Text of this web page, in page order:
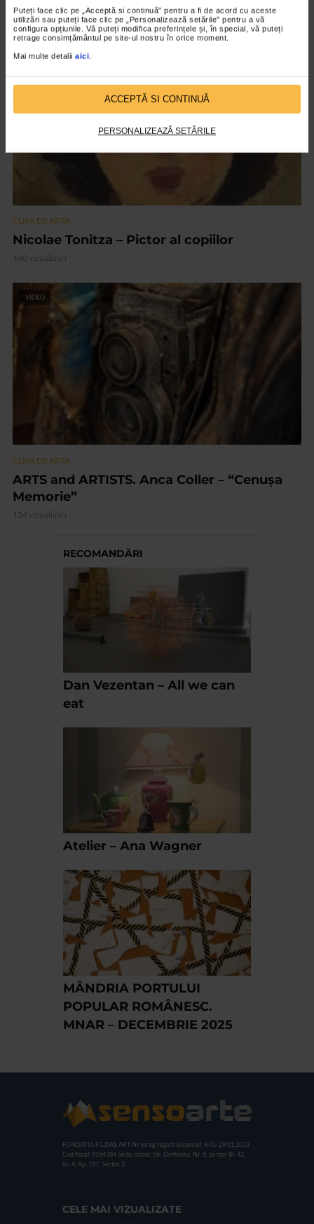
Puteți face clic pe „Acceptă si continuă” pentru a fi de acord cu aceste
utilizări sau puteți face clic pe „Personalizează setările” pentru a vă
configura opțiunile. Vă puteți modifica preferințele și, în special, vă puteți
retrage consimțământul pe site-ul nostru în orice moment.
Mai multe detalii aici.
ACCEPTĂ SI CONTINUĂ
PERSONALIZEAZĂ SETĂRILE
123 vizualizari
VIDEO
CLIPA DE ARTA
Nicolae Tonitza – Pictor al copiilor
140 vizualizari
VIDEO
CLIPA DE ARTA
ARTS and ARTISTS. Anca Coller – “Cenușa
Memorie”
154 vizualizari
RECOMANDĂRI
Dan Vezentan – All we can
eat
Atelier – Ana Wagner
MÂNDRIA PORTULUI
POPULAR ROMÂNESC.
MNAR – DECEMBRIE 2025
FUNDATIA FILDAS ART Nr inreg registrul special: 4 PJ/ 29.01.2013
Cod fiscal: 9164384 Sediu social: Str. Delfinului, Nr. 6, parter Bl. 42,
Sc. 4, Ap. 197, Sector 2
CELE MAI VIZUALIZATE